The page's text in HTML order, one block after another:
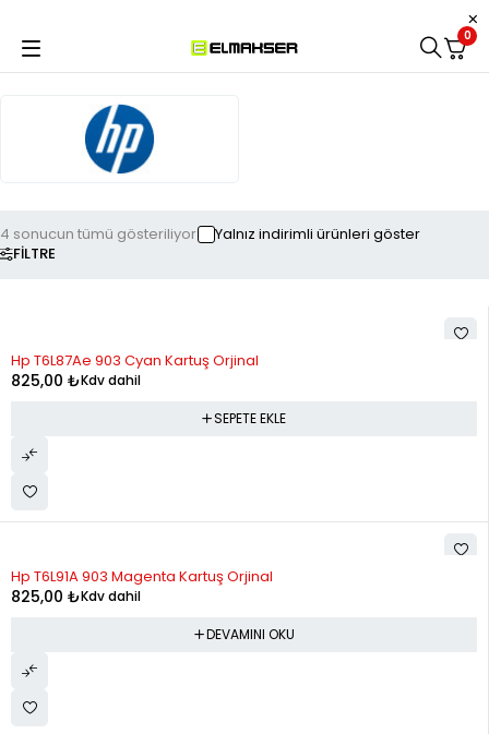
0
FILTRE
4 sonucun tümü gösteriliyor Yalnız indirimli ürünleri göster
Hp T6L87Ae 903 Cyan Kartuş Orjinal
825,00 ₺Kdv dahil
SEPETE EKLE
Hp T6L91A 903 Magenta Kartuş Orjinal
825,00 ₺Kdv dahil
DEVAMINI OKU